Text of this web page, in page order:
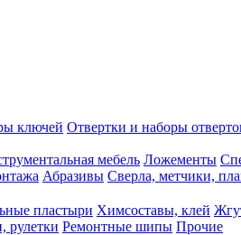
ключей Отвертки и наборы
мебель Ложементы
Абразивы Сверла, метчики,
пластыри Химсоставы, клей
рулетки Ремонтные шипы Прочие